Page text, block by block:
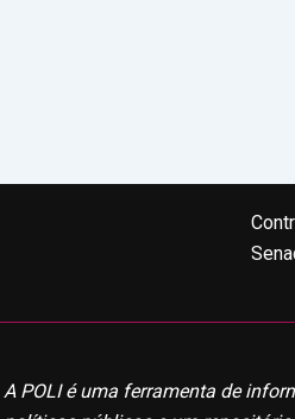
A POLI é uma ferramenta de